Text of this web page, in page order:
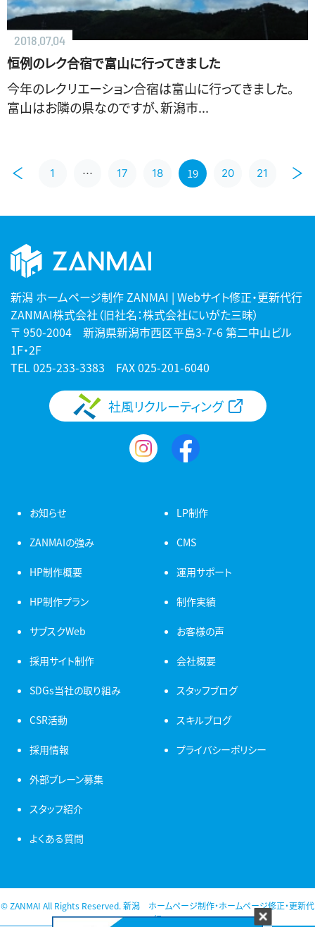
2018.07.04
恒例のレク合宿で富山に行ってきました
今年のレクリエーション合宿は富山に行ってきました。
富山はお隣の県なのですが、新潟市...
1 … 17 18 19 20 21
新潟 ホームページ制作 ZANMAI | Webサイト修正・更新代行
ZANMAI株式会社（旧社名：株式会社にいがた三昧）
〒 950-2004 新潟県新潟市西区平島3-7-6 第二中山ビル
1F・2F
TEL 025-233-3383 FAX 025-201-6040
社風リクルーティング
お知らせ
ZANMAIの強み
HP制作概要
HP制作プラン
サブスクWeb
採用サイト制作
LP制作
CMS
運用サポート
制作実績
お客様の声
会社概要
SDGs当社の取り組み
CSR活動
採用情報
外部ブレーン募集
スタッフ紹介
よくある質問
スタッフブログ
スキルブログ
プライバシーポリシー
© ZANMAI All Rights Reserved. 新潟 ホームページ制作・ホームページ修正・更新代
行